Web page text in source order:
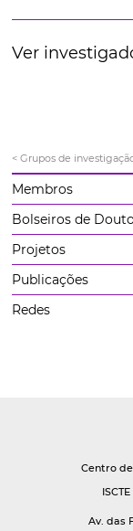
Ver
< Grupos de
Membros
Bolseiros de
Projetos
Publicações
Redes
Centro
Av. das